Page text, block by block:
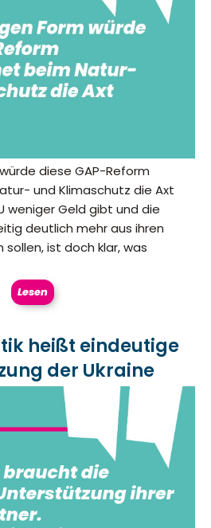
diese GAP-Reform
und Klimaschutz die Axt
weniger Geld gibt und die
deutlich mehr aus ihren
ist doch klar, was
Lesen
heißt eindeutige
der Ukraine